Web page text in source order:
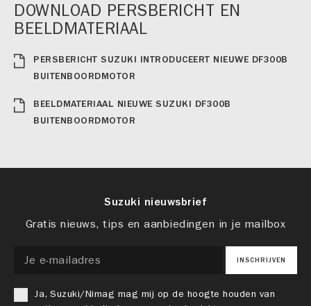
DOWNLOAD PERSBERICHT EN
BEELDMATERIAAL
PERSBERICHT SUZUKI INTRODUCEERT NIEUWE DF300B
BUITENBOORDMOTOR
BEELDMATERIAAL NIEUWE SUZUKI DF300B
BUITENBOORDMOTOR
Suzuki nieuwsbrief
Gratis nieuws, tips en aanbiedingen in je mailbox
INSCHRIJVEN
Ja, Suzuki/Nimag mag mij op de hoogte houden van